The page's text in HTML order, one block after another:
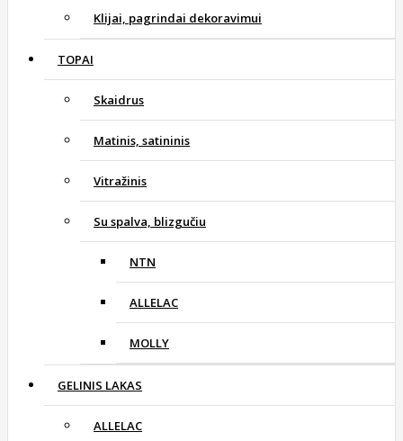
Klijai, pagrindai dekoravimui
TOPAI
Skaidrus
Matinis, satininis
Vitražinis
Su spalva, blizgučiu
NTN
ALLELAC
MOLLY
GELINIS LAKAS
ALLELAC